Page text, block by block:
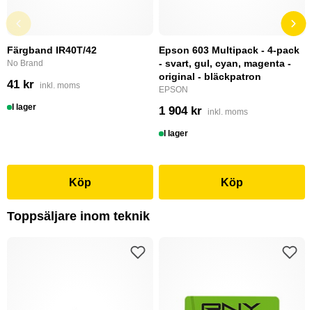
Färgband IR40T/42
No Brand
41 kr inkl. moms
I lager
Köp
Epson 603 Multipack - 4-pack
- svart, gul, cyan, magenta -
original - bläckpatron
EPSON
1 904 kr inkl. moms
I lager
Köp
Toppsäljare inom teknik